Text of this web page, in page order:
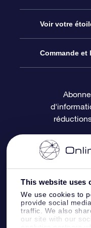
This website uses
We use cookies to
provide social
traffic. We also
our site with our
À propos de
Nous contacter
Questions
Revues
Cadeau d’étoile
Coffret cadeau
Carte cadeau
Cadeaux
Voir votre
Registre des
Page
Appli Voler
Commande et
Informations
Informations
Politique de
Constellations